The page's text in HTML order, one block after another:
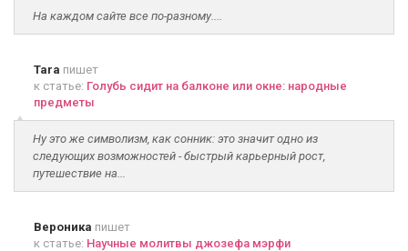
На каждом сайте все по-разному....
Tara пишет
к статье: Голубь сидит на балконе или окне: народные
предметы
Ну это же символизм, как сонник: это значит одно из
следующих возможностей - быстрый карьерный рост,
путешествие на...
Вероника пишет
к статье: Научные молитвы джозефа мэрфи